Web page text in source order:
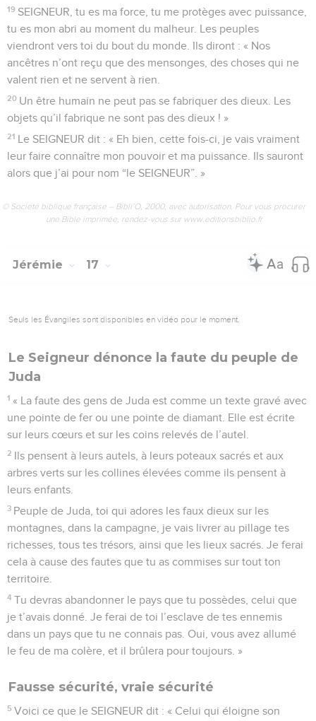
19 SEIGNEUR, tu es ma force, tu me protèges avec puissance,
tu es mon abri au moment du malheur. Les peuples
viendront vers toi du bout du monde. Ils diront : « Nos
ancêtres n’ont reçu que des mensonges, des choses qui ne
valent rien et ne servent à rien.
20 Un être humain ne peut pas se fabriquer des dieux. Les
objets qu’il fabrique ne sont pas des dieux ! »
21 Le SEIGNEUR dit : « Eh bien, cette fois-ci, je vais vraiment
leur faire connaître mon pouvoir et ma puissance. Ils sauront
alors que j’ai pour nom “le SEIGNEUR”. »
© Société biblique française – Bibli’O, 2000, avec autorisation. Pour vous procurer
une Bible imprimée, rendez-vous sur www.editionsbiblio.fr
Jérémie 17
Seuls les Évangiles sont disponibles en vidéo pour le moment.
Le Seigneur dénonce la faute du peuple de
Juda
1 « La faute des gens de Juda est comme un texte gravé avec
une pointe de fer ou une pointe de diamant. Elle est écrite
sur leurs cœurs et sur les coins relevés de l’autel.
2 Ils pensent à leurs autels, à leurs poteaux sacrés et aux
arbres verts sur les collines élevées comme ils pensent à
leurs enfants.
3 Peuple de Juda, toi qui adores les faux dieux sur les
montagnes, dans la campagne, je vais livrer au pillage tes
richesses, tous tes trésors, ainsi que les lieux sacrés. Je ferai
cela à cause des fautes que tu as commises sur tout ton
territoire.
4 Tu devras abandonner le pays que tu possèdes, celui que
je t’avais donné. Je ferai de toi l’esclave de tes ennemis
dans un pays que tu ne connais pas. Oui, vous avez allumé
le feu de ma colère, et il brûlera pour toujours. »
Fausse sécurité, vraie sécurité
5 Voici ce que le SEIGNEUR dit : « Celui qui éloigne son